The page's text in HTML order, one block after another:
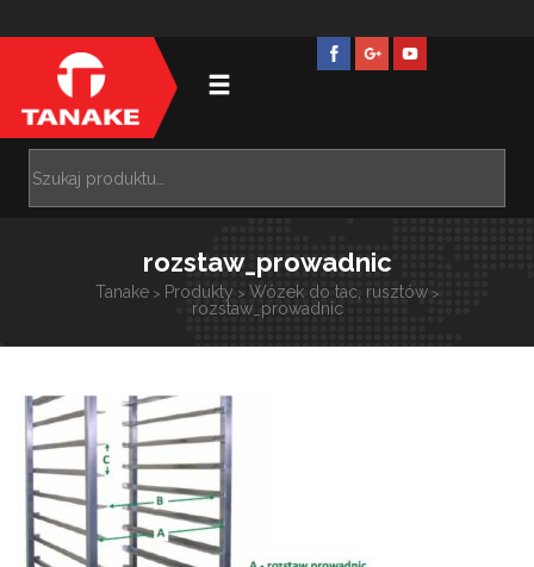
rozstaw_prowadnic
Tanake> Produkty > Wózek do tac, rusztów>
rozstaw_prowadnic